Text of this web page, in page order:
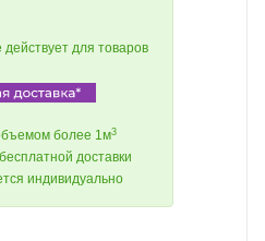
для товаров
более 1м3
доставки
индивидуально